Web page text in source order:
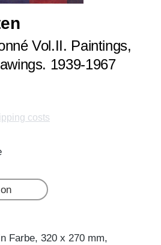
Vol.II. Paintings,
1939-1967
costs
Farbe, 320 x 270 mm,